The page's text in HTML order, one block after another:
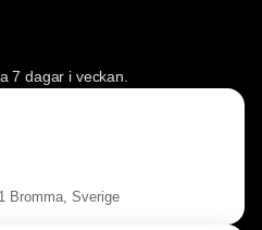
7 dagar i veckan.
Bromma, Sverige